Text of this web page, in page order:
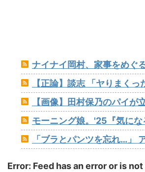
ナイナイ岡村、家事をめぐる妻の不満に「言ってくれたら済む話やん」になるみ「バ
【正論】談志 「ヤりまくった女…女房にする？」たけし
【画像】田村保乃のパイが立派！【
モーニング娘。'25『気になるその気の歌』ってガ
「ブラとパンツを忘れ…」 アイドルが驚
Error: Feed has an error or is